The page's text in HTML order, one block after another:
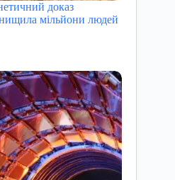
доказ
мільйони людей